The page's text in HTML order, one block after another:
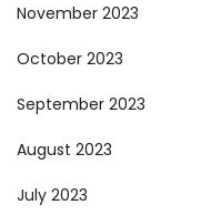
November 2023
October 2023
September 2023
August 2023
July 2023